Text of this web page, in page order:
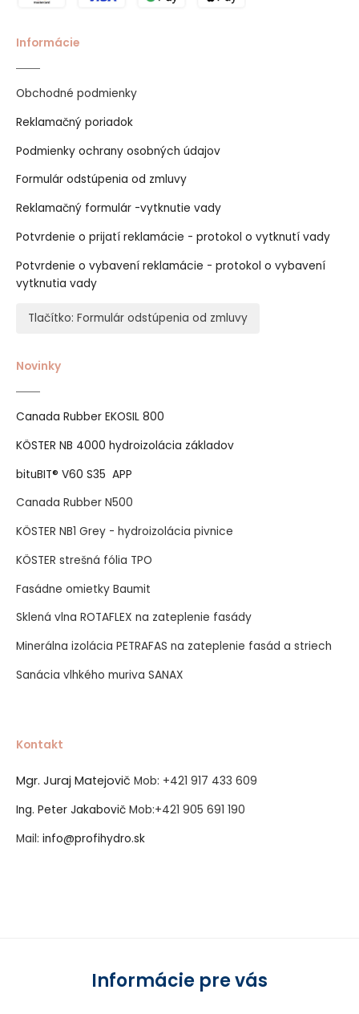
Informácie
Obchodné podmienky
Reklamačný poriadok
Podmienky ochrany osobných údajov
Formulár odstúpenia od zmluvy
Reklamačný formulár -vytknutie vady
Potvrdenie o prijatí reklamácie - protokol o vytknutí vady
Potvrdenie o vybavení reklamácie - protokol o vybavení
vytknutia vady
Tlačítko: Formulár odstúpenia od zmluvy
Novinky
Canada Rubber EKOSIL 800
KÖSTER NB 4000 hydroizolácia základov
bituBIT® V60 S35 APP
Canada Rubber N500
KÖSTER NB1 Grey - hydroizolácia pivnice
KÖSTER strešná fólia TPO
Fasádne omietky Baumit
Sklená vlna ROTAFLEX na zateplenie fasády
Minerálna izolácia PETRAFAS na zateplenie fasád a striech
Sanácia vlhkého muriva SANAX
Kontakt
Mgr. Juraj Matejovič Mob: +421 917 433 609
Ing. Peter Jakabovič Mob:+421 905 691 190
Mail: info@profihydro.sk
Informácie pre vás